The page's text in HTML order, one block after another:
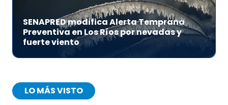
SENAPRED modifica Alerta Temprana
Preventiva en Los Ríos por nevadas y
fuerte viento
LO MÁS VISTO